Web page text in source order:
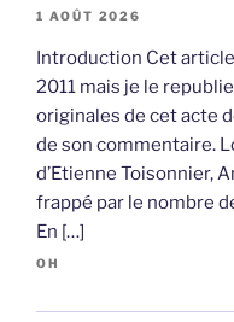
1 AOÛT 2026
Introduction Cet
2011 mais je le
originales de cet acte
de son commentaire.
d’Etienne Toisonnier,
frappé par le nombre
En […]
OH